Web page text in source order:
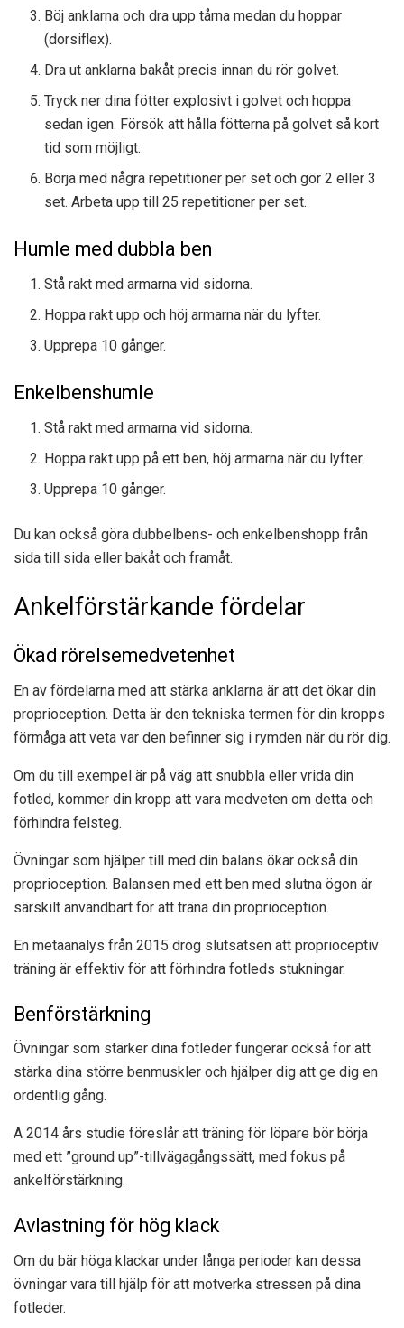
Böj anklarna och dra upp tårna medan du hoppar
(dorsiflex).
Dra ut anklarna bakåt precis innan du rör golvet.
Tryck ner dina fötter explosivt i golvet och hoppa
sedan igen. Försök att hålla fötterna på golvet så kort
tid som möjligt.
Börja med några repetitioner per set och gör 2 eller 3
set. Arbeta upp till 25 repetitioner per set.
Humle med dubbla ben
Stå rakt med armarna vid sidorna.
Hoppa rakt upp och höj armarna när du lyfter.
Upprepa 10 gånger.
Enkelbenshumle
Stå rakt med armarna vid sidorna.
Hoppa rakt upp på ett ben, höj armarna när du lyfter.
Upprepa 10 gånger.
Du kan också göra dubbelbens- och enkelbenshopp från
sida till sida eller bakåt och framåt.
Ankelförstärkande fördelar
Ökad rörelsemedvetenhet
En av fördelarna med att stärka anklarna är att det ökar din
proprioception. Detta är den tekniska termen för din kropps
förmåga att veta var den befinner sig i rymden när du rör dig.
Om du till exempel är på väg att snubbla eller vrida din
fotled, kommer din kropp att vara medveten om detta och
förhindra felsteg.
Övningar som hjälper till med din balans ökar också din
proprioception. Balansen med ett ben med slutna ögon är
särskilt användbart för att träna din proprioception.
En metaanalys från 2015 drog slutsatsen att proprioceptiv
träning är effektiv för att förhindra fotleds stukningar.
Benförstärkning
Övningar som stärker dina fotleder fungerar också för att
stärka dina större benmuskler och hjälper dig att ge dig en
ordentlig gång.
A 2014 års studie föreslår att träning för löpare bör börja
med ett ”ground up”-tillvägagångssätt, med fokus på
ankelförstärkning.
Avlastning för hög klack
Om du bär höga klackar under långa perioder kan dessa
övningar vara till hjälp för att motverka stressen på dina
fotleder.